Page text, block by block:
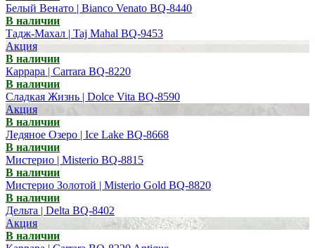
Белый Венато | Bianco Venato BQ-8440
В наличии
Тадж-Махал | Taj Mahal BQ-9453
Акция
В наличии
Каррара | Carrara BQ-8220
В наличии
Сладкая Жизнь | Dolce Vita BQ-8590
Акция
В наличии
Ледяное Озеро | Ice Lake BQ-8668
В наличии
Мистерио | Misterio BQ-8815
В наличии
Мистерио Золотой | Misterio Gold BQ-8820
В наличии
Дельта | Delta BQ-8402
Акция
В наличии